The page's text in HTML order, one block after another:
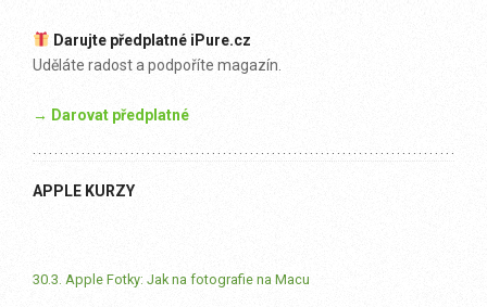
Darujte předplatné iPure.cz
Uděláte radost a podpoříte magazín.
→ Darovat předplatné
APPLE KURZY
30.3. Apple Fotky: Jak na fotografie na Macu